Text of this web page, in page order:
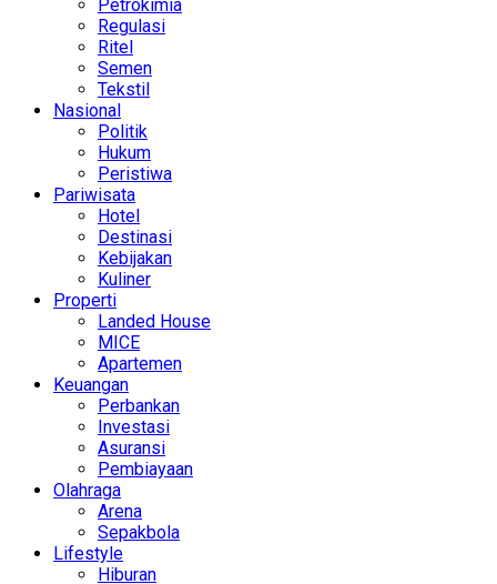
Petrokimia
Regulasi
Ritel
Semen
Tekstil
Nasional
Politik
Hukum
Peristiwa
Pariwisata
Hotel
Destinasi
Kebijakan
Kuliner
Properti
Landed House
MICE
Apartemen
Keuangan
Perbankan
Investasi
Asuransi
Pembiayaan
Olahraga
Arena
Sepakbola
Lifestyle
Hiburan